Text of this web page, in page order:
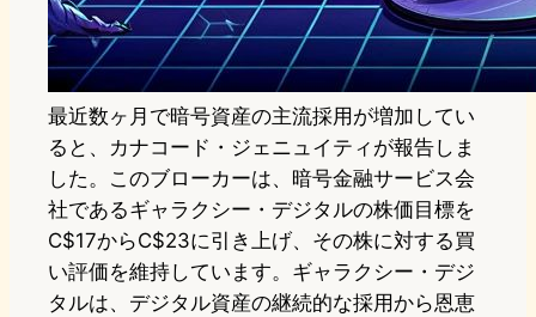
最近数ヶ月で暗号資産の主流採用が増加してい
ると、カナコード・ジェニュイティが報告しま
した。このブローカーは、暗号金融サービス会
社であるギャラクシー・デジタルの株価目標を
C$17からC$23に引き上げ、その株に対する買
い評価を維持しています。ギャラクシー・デジ
タルは、デジタル資産の継続的な採用から恩恵